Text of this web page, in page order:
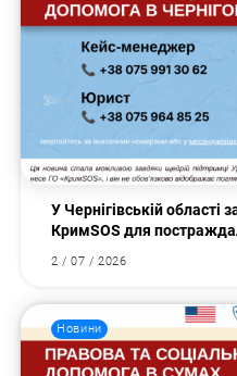
У Чернігівській області
КримSOS для
2 / 07 / 2026
Новини